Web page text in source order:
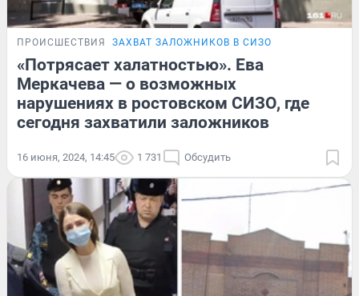
ПРОИСШЕСТВИЯ ЗАХВАТ ЗАЛОЖНИКОВ В СИЗО
«Потрясает халатностью». Ева
Меркачева — о возможных
нарушениях в ростовском СИЗО, где
сегодня захватили заложников
16 июня, 2024, 14:45 1 731 Обсудить